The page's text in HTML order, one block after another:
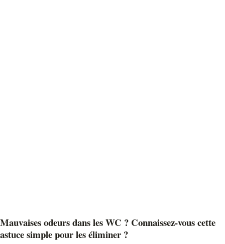
Mauvaises odeurs dans les WC ? Connaissez-vous cette
astuce simple pour les éliminer ?